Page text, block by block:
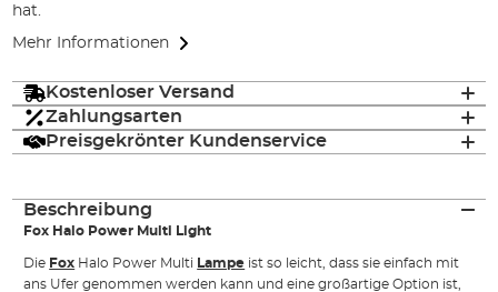
hat.
Mehr Informationen
Kostenloser Versand
Zahlungsarten
Preisgekrönter Kundenservice
Beschreibung
Fox Halo Power Multi Light
Die Fox Halo Power Multi Lampe ist so leicht, dass sie einfach mit
ans Ufer genommen werden kann und eine großartige Option ist,